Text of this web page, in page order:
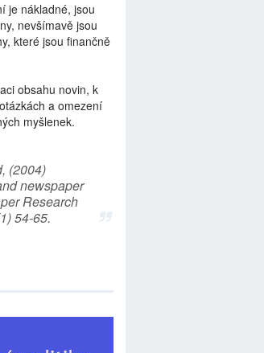
je nákladné, jsou
nevšímavě jsou
které jsou finančně
obsahu novin, k
a omezení
myšlenek.
(2004)
newspaper
Research
54-65.